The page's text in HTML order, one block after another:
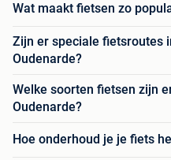
Wat maakt fietsen zo
Zijn er speciale fietsroutes
Oudenarde?
Welke soorten fietsen zijn
Oudenarde?
Hoe onderhoud je je fiets